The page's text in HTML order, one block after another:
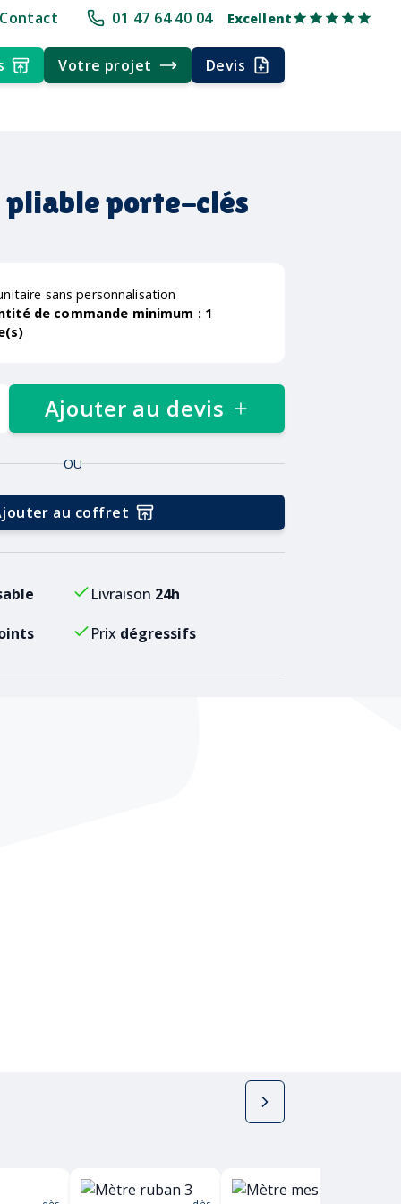
+30 ans d'expérience Délai rapide Délai rapide Livraison multi-
Contact 01 47 64 40 04 Excellent
Votre projet Devis
porte-clés
sans personnalisation
de commande minimum : 1
Ajouter au devis
OU
au coffret
Livraison 24h
Prix dégressifs